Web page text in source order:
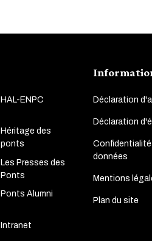
HAL-ENPC
Héritage des
ponts
Les Presses des
Ponts
Ponts Alumni
Intranet
Déclaration
Déclaration
données
Mentions
Plan du site